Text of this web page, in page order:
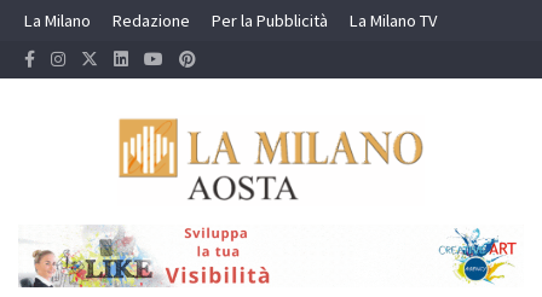
Skip
content
La Milano Redazione Per la Pubblicità La Milano TV